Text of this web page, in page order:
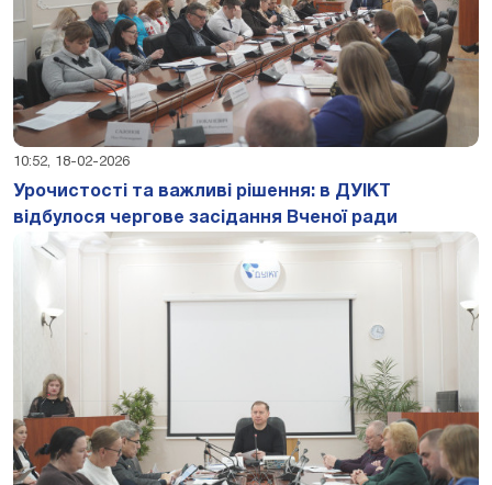
10:52, 18-02-2026
Урочистості та важливі рішення: в ДУІКТ
відбулося чергове засідання Вченої ради